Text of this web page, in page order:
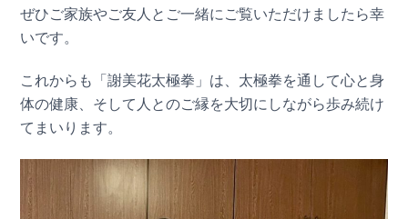
ぜひご家族やご友人とご一緒にご覧いただけましたら幸
いです。
これからも「謝美花太極拳」は、太極拳を通して心と身
体の健康、そして人とのご縁を大切にしながら歩み続け
てまいります。